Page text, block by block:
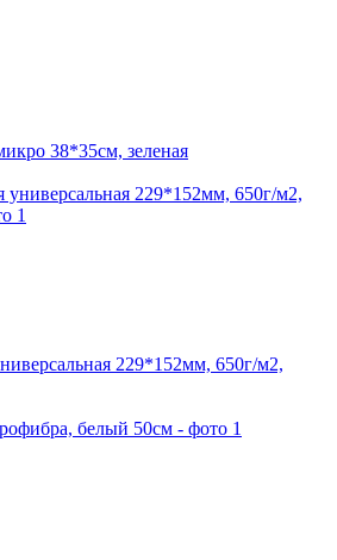
38*35см, зеленая
229*152мм, 650г/м2,